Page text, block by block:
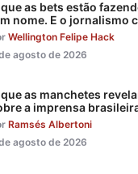
que as bets estão
nome. E o jornalismo
Wellington Felipe Hack
agosto de 2026
as manchetes
a imprensa
Ramsés Albertoni
agosto de 2026